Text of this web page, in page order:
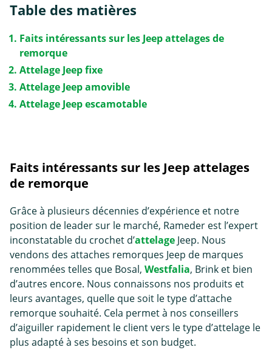
Table des matières
Faits intéressants sur les Jeep attelages de
remorque
Attelage Jeep fixe
Attelage Jeep amovible
Attelage Jeep escamotable
Faits intéressants sur les Jeep attelages
de remorque
Grâce à plusieurs décennies d’expérience et notre
position de leader sur le marché, Rameder est l’expert
inconstatable du crochet d’attelage Jeep. Nous
vendons des attaches remorques Jeep de marques
renommées telles que Bosal, Westfalia, Brink et bien
d’autres encore. Nous connaissons nos produits et
leurs avantages, quelle que soit le type d’attache
remorquesouhaité. Cela permet à nos conseillers
d’aiguiller rapidement le client vers le type d’attelage le
plus adapté à ses besoins et son budget.